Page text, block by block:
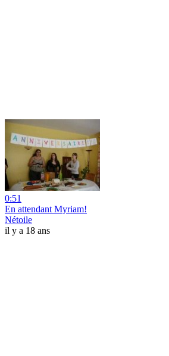
0:51
En attendant Myriam!
Nétoile
il y a 18 ans